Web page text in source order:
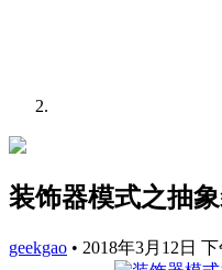
装饰器模式之抽
geekgao • 2018年3月12日